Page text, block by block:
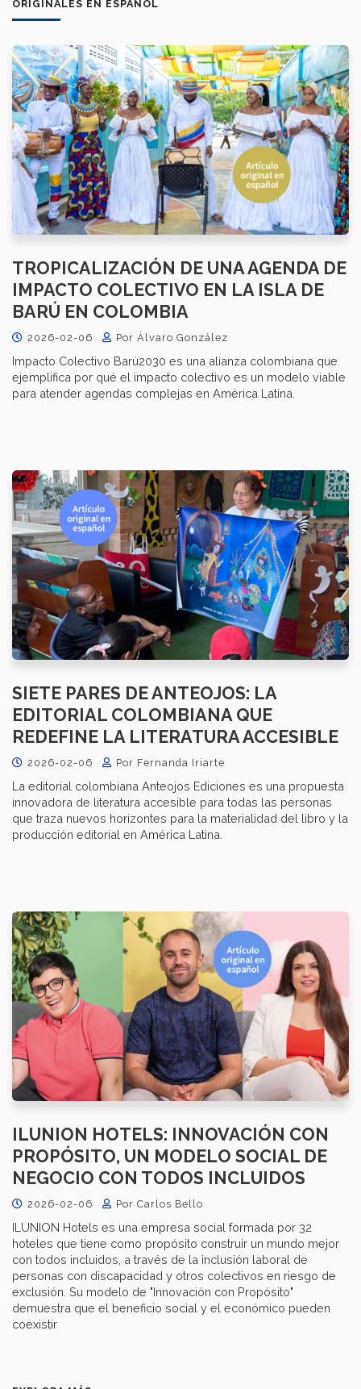
ORIGINALES EN ESPAÑOL
TROPICALIZACIÓN D​​​E UNA AGENDA DE
IMPACTO COLECTIVO​​​ EN LA ​​I​​SLA DE
BARÚ EN COLOMBIA​
2026-02-06 Por Álvaro González
Impacto Colectivo Barú2030 es una alianza colombiana que
ejemplifica por qué el impacto colectivo es un modelo viable
para atender agendas complejas en América Latina.
SIETE PARES DE ANTEOJOS: LA
EDITORIAL COLOMBIANA QUE
REDEFINE LA LITERATURA ACCESIBLE
2026-02-06 Por Fernanda Iriarte
La editorial colombiana Anteojos Ediciones es una propuesta
innovadora de literatura accesible para todas las personas
que traza nuevos horizontes para la materialidad del libro y la
producción editorial en América Latina.
ILUNION HOTELS: INNOVACIÓN CON
PROPÓSITO, UN MODELO SOCIAL DE
NEGOCIO CON TODOS INCLUIDOS
2026-02-06 Por Carlos Bello
ILUNION Hotels es una empresa social formada por 32
hoteles que tiene como propósito construir un mundo mejor
con todos incluidos, a través de la inclusión laboral de
personas con discapacidad y otros colectivos en riesgo de
exclusión. Su modelo de "Innovación con Propósito"
demuestra que el beneficio social y el económico pueden
coexistir